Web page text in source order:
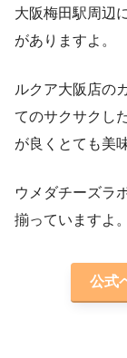
大阪梅田駅周辺
がありますよ。
ルクア大阪店の
てのサクサクし
が良くとても美
ウメダチーズラ
揃っていますよ。
公式